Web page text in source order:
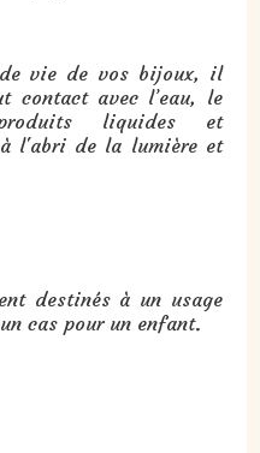
vie de vos bijoux, il
contact avec l’eau, le
liquides et
à l'abri de la lumière et
destinés à un usage
cas pour un enfant.